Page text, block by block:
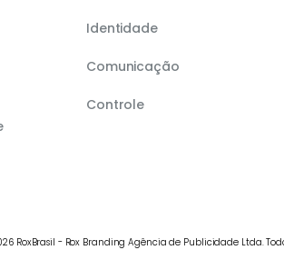
Identidade
Comunicação
Controle
RoxBrasil - Rox Branding Agência de Publicidade Ltda.